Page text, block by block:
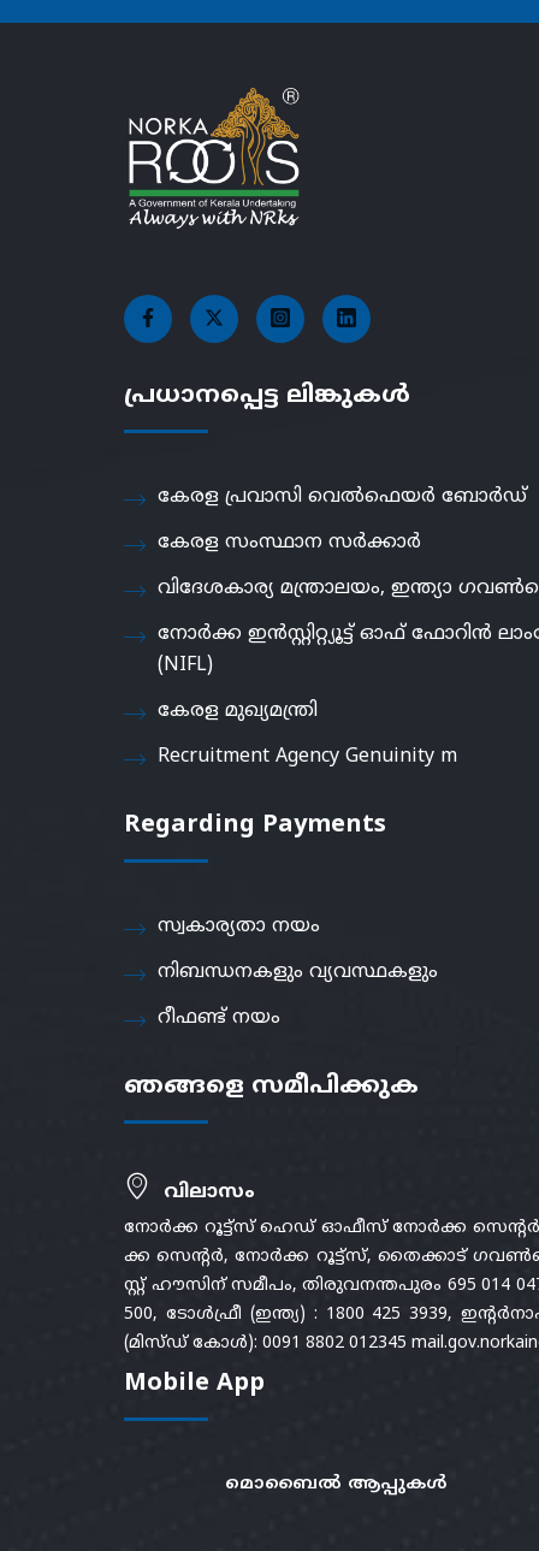
പ്രധാനപ്പെട്ട ലിങ്കുകൾ
കേരള പ്രവാസി വെൽഫെയർ ബോർഡ്
കേരള സംസ്ഥാന സർക്കാർ
വിദേശകാര്യ മന്ത്രാലയം, ഇന്ത്യാ
നോർക്ക ഇൻസ്റ്റിറ്റ്യൂട്ട് ഓഫ് ഫോറിൻ
(NIFL)
കേരള മുഖ്യമന്ത്രി
Recruitment Agency Genuinity m
Regarding Payments
സ്വകാര്യതാ നയം
നിബന്ധനകളും വ്യവസ്ഥകളും
റീഫണ്ട് നയം
ഞങ്ങളെ സമീപിക്കുക
വിലാസം
നോർക്ക റൂട്ട്സ് ഹെഡ് ഓഫീസ് നോർക്ക
ക്ക സെന്റർ, നോർക്ക റൂട്ട്സ്, തൈക്കാട്
സ്റ്റ് ഹൗസിന് സമീപം, തിരുവനന്തപുരം 695 014
500, ടോൾഫ്രീ (ഇന്ത്യ) : 1800 425 3939,
(മിസ്ഡ് കോൾ): 0091 8802 012345
Mobile App
മൊബൈൽ ആപ്പുകൾ